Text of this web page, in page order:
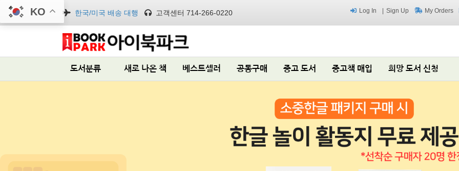
한국/미국 배송 대행 고객센터 714-266-0220 Log In Sign Up My Orders
도서분류 새로 나온 책 베스트셀러 공동구매 중고 도서 중고책 매입 희망 도서 신청
KO